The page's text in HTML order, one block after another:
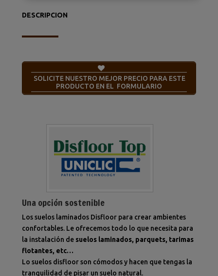
DESCRIPCION
SOLICITE NUESTRO MEJOR PRECIO PARA ESTE
PRODUCTO EN EL FORMULARIO
Una opción sostenible
Los suelos laminados Disfloor para crear ambientes
confortables. Le ofrecemos todo lo que necesita para
la instalación de suelos laminados, parquets, tarimas
flotantes, etc…
Lo suelos disfloor son cómodos y hacen que tengas la
tranquilidad de pisar un suelo natural.